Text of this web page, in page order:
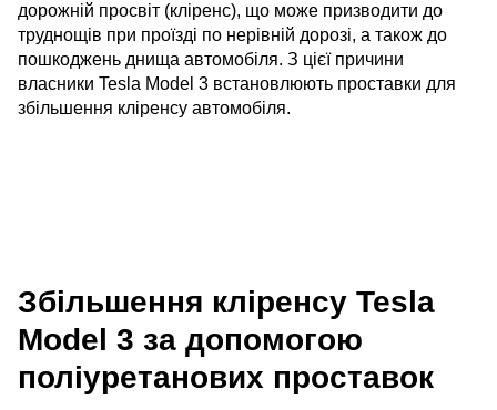
дорожній просвіт (кліренс), що може призводити до
труднощів при проїзді по нерівній дорозі, а також до
пошкоджень днища автомобіля. З цієї причини
власники Tesla Model 3 встановлюють проставки для
збільшення кліренсу автомобіля.
Збільшення кліренсу Tesla
Model 3 за допомогою
поліуретанових проставок